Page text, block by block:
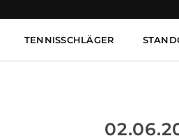
TENNISSCHLÄGER